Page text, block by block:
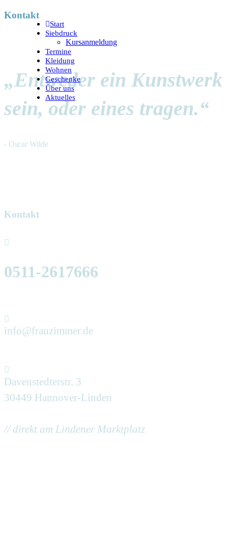
Kontakt
„Entweder ein Kunstwerk
sein, oder eines tragen.“
- Oscar Wilde
Kontakt
0511-2617666
info@frauzimmer.de
Davenstedterstr. 3
30449 Hannover-Linden
// direkt am Lindener Marktplatz
Start
Siebdruck
Kursanmeldung
Termine
Kleidung
Wohnen
Geschenke
Über uns
Aktuelles